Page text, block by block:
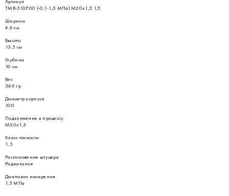
ТМВ-510Р.00 (-0,1-1,5 МПа) М20х1,5 1,5
Ширина
4.6 см
Высота
13.5 см
Глубина
10 см
Вес
360 гр
Диаметр корпуса
100
Подключение к процессу
М20х1,5
Класс точности
1.5
Расположение штуцера
Радиальное
Диапазон измерения
1,5 МПа